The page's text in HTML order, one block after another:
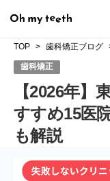
TOP 歯科矯正ブログ
歯科矯正
【2026年】
すすめ15医
も解説